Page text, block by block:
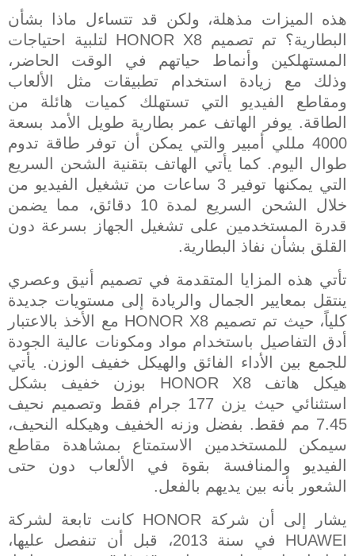
هذه الميزات مذهلة، ولكن قد تتساءل ماذا بشأن
البطارية؟ تم تصميم HONOR X8 لتلبية احتياجات
المستهلكين وأنماط حياتهم في الوقت الحاضر،
وذلك مع زيادة استخدام تطبيقات مثل الألعاب
ومقاطع الفيديو التي تستهلك كميات هائلة من
الطاقة. يوفر الهاتف عمر بطارية طويل الأمد بسعة
4000 مللي أمبير والتي يمكن أن توفر طاقة تدوم
طوال اليوم. كما يأتي الهاتف بتقنية الشحن السريع
التي يمكنها توفير 3 ساعات من تشغيل الفيديو من
خلال الشحن السريع لمدة 10 دقائق، مما يضمن
قدرة المستخدمين على تشغيل الجهاز بسرعة دون
القلق بشأن نفاذ البطارية.
تأتي هذه المزايا المتقدمة في تصميم أنيق وعصري
ينتقل بمعايير الجمال والريادة إلى مستويات جديدة
كلياً، حيث تم تصميمHONOR X8 مع الأخذ بالاعتبار
أدق التفاصيل باستخدام مواد ومكونات عالية الجودة
للجمع بين الأداء الفائق والهيكل خفيف الوزن. يأتي
هيكل هاتفHONOR X8 بوزن خفيف بشكل
استثنائي حيث يزن 177 جرام فقط وتصميم نحيف
7.45 مم فقط. بفضل وزنه الخفيف وهيكله النحيف،
سيمكن للمستخدمين الاستمتاع بمشاهدة مقاطع
الفيديو والمنافسة بقوة في الألعاب دون حتى
الشعور بأنه بين يديهم بالفعل.
يشار إلى أن شركة HONOR كانت تابعة لشركة
HUAWEI
في سنة 2013، قبل أن تنفصل عليها،